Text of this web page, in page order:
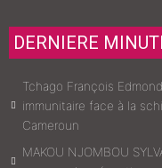
DERNIERE
Tchago François
immunitaire face à la
Cameroun
MAKOU NJOMBOU